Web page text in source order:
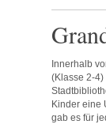
Innerhalb
(Klasse 2-
Kinder eine
gab es für